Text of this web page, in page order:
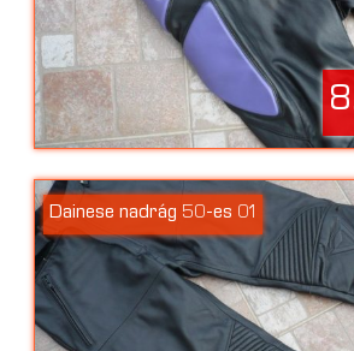
Dainese nadrág 50-es 01